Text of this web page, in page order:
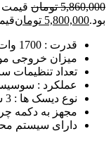
5,860,000 تومان
بود.5,800,000 تومانقیمت
قدرت : 1700 وات
میزان خروجی مواد : 2.6 کیلو گرم در
تعداد تنظیمات سرعت
عملکرد :
نوع دیسک ها : 3 شبکه ریز، متوسط و درشت
مجهز به
دارای سیستم